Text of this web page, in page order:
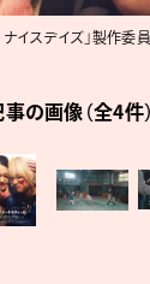
イスデイズ」製作委
の画像（全4件）